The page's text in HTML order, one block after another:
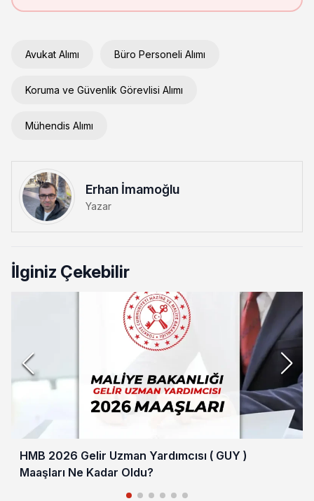
Avukat Alımı Büro Personeli Alımı
Koruma ve Güvenlik Görevlisi Alımı
Mühendis Alımı
Erhan İmamoğlu
Yazar
İlginiz Çekebilir
HMB 2026 Gelir Uzman Yardımcısı ( GUY )
Maaşları Ne Kadar Oldu?